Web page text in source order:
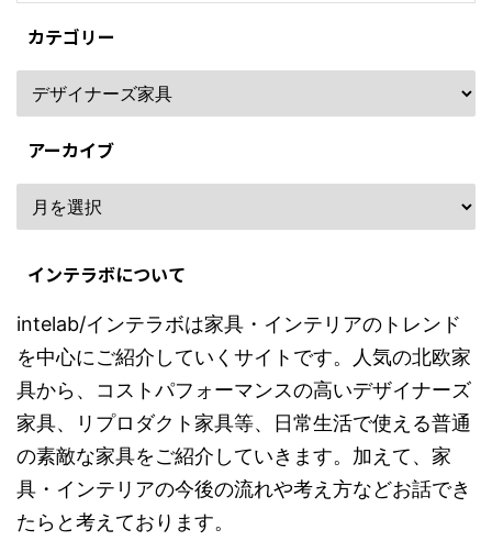
カテゴリー
アーカイブ
インテラボについて
intelab/インテラボは家具・インテリアのトレンド
を中心にご紹介していくサイトです。人気の北欧家
具から、コストパフォーマンスの高いデザイナーズ
家具、リプロダクト家具等、日常生活で使える普通
の素敵な家具をご紹介していきます。加えて、家
具・インテリアの今後の流れや考え方などお話でき
たらと考えております。